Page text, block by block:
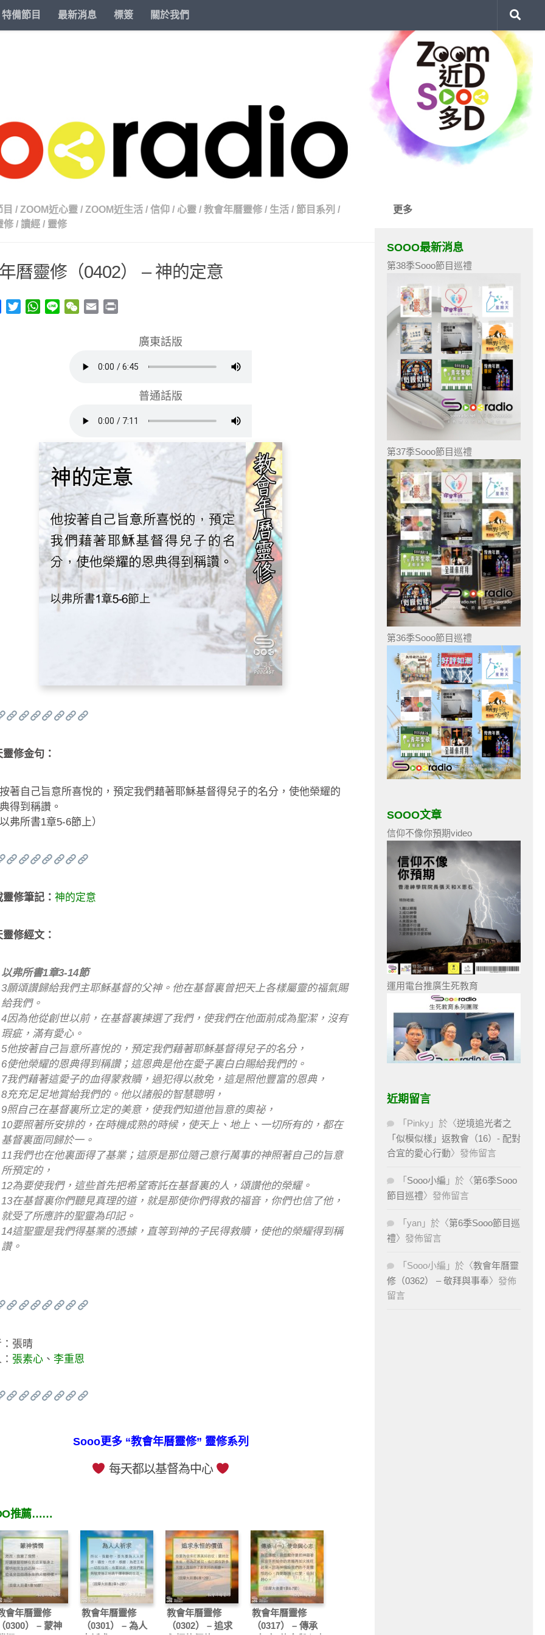
特備節目 最新消息 標簽 關於我們
/ ZOOM近心靈 / ZOOM近生活 / 信仰 / 心靈 / 教會年曆靈修 / 生活 / 節目系列 /
修 / 讀經 / 靈修
曆靈修（0402） – 神的定意
Facebook
TwitterWhatsApp
Line WeChat
Email
廣東話版
普通話版
修金句：
著自己旨意所喜悅的，預定我們藉著耶穌基督得兒子的名分，使他榮耀的
得到稱讚。
弗所書1章5-6節上）
靈修筆記：神的定意
修經文：
以弗所書1章3-14節
3願頌讚歸給我們主耶穌基督的父神。他在基督裏曾把天上各樣屬靈的福氣賜
給我們。
4因為他從創世以前，在基督裏揀選了我們，使我們在他面前成為聖潔，沒有
瑕疵，滿有愛心。
5他按著自己旨意所喜悅的，預定我們藉著耶穌基督得兒子的名分，
6使他榮耀的恩典得到稱讚；這恩典是他在愛子裏白白賜給我們的。
7我們藉著這愛子的血得蒙救贖，過犯得以赦免，這是照他豐富的恩典，
8充充足足地賞給我們的。他以諸般的智慧聰明，
9照自己在基督裏所立定的美意，使我們知道他旨意的奧祕，
10要照著所安排的，在時機成熟的時候，使天上、地上、一切所有的，都在
基督裏面同歸於一。
11我們也在他裏面得了基業；這原是那位隨己意行萬事的神照著自己的旨意
所預定的，
12為要使我們，這些首先把希望寄託在基督裏的人，頌讚他的榮耀。
13在基督裏你們聽見真理的道，就是那使你們得救的福音，你們也信了他，
就受了所應許的聖靈為印記。
14這聖靈是我們得基業的憑據，直等到神的子民得救贖，使他的榮耀得到稱
讚。
張晴
張素心 、 李重恩
Sooo更多 “教會年曆靈修” 靈修系列
每天都以基督為中心
推薦……
會年曆靈修
0300） – 蒙神
教會年曆靈修
（0301） – 為人
教會年曆靈修
（0302） – 追求
教會年曆靈修
（0317） – 傳承
更多
SOOO最新消息
第38季Sooo節目巡禮
第37季Sooo節目巡禮
第36季Sooo節目巡禮
SOOO文章
信仰不像你預期video
運用電台推廣生死教育
近期留言
「 Pinky 」於〈逆境追光者之
「似模似樣」返教會（16）- 配對
合宜的愛心行動〉發佈留言
「 Sooo小編 」於〈第6季Sooo
節目巡禮〉發佈留言
「 yan 」於〈第6季Sooo節目巡
禮〉發佈留言
「 Sooo小編 」於〈教會年曆靈
修（0362） – 敬拜與事奉〉發佈
留言